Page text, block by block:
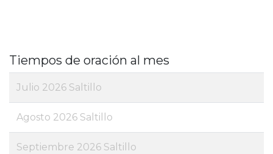
Tiempos de oración al mes
Julio 2026 Saltillo
Agosto 2026 Saltillo
Septiembre 2026 Saltillo